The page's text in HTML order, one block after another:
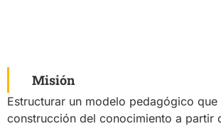
Misión
Estructurar un modelo pedagógico que
construcción del conocimiento a partir